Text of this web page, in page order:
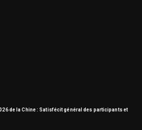
de la Chine : Satisfécit général des participants et